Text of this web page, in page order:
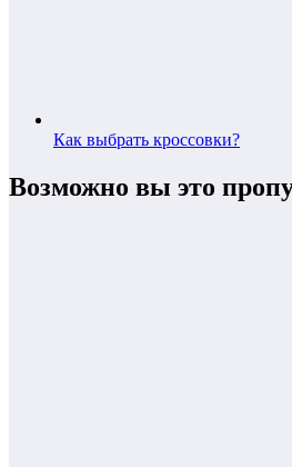
Как выбрать кроссовки?
Возможно вы это